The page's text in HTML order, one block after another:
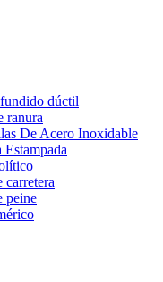
dúctil
ranura
De Acero Inoxidable
carretera
peine